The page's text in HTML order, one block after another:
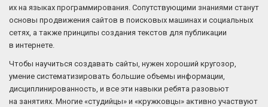
их на языках программирования. Сопутствующими знаниями станут
основы продвижения сайтов в поисковых машинах и социальных
сетях, а также принципы создания текстов для публикации
в интернете.
Чтобы научиться создавать сайты, нужен хороший кругозор,
умение систематизировать большие объемы информации,
дисциплинированность, и все эти навыки ребята разовьют
на занятиях. Многие «студийцы» и «кружковцы» активно участвуют